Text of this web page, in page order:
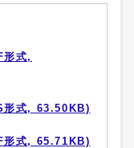
形式,
形式, 63.50KB)
形式, 65.71KB)